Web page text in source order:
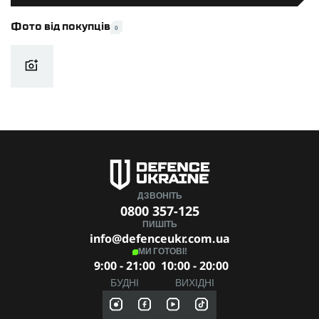
Розмір бронеплит за стандартами
Виробник
Фото від покупців 0
ДЗВОНІТЬ
0800 357-125
ПИШІТЬ
info@defenceukr.com.ua
МИ ГОТОВІ!
9:00 - 21:00
БУДНІ
10:00 - 20:00
ВИХІДНІ